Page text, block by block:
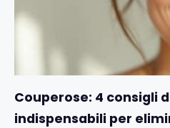
Couperose: 4 consigli
indispensabili per